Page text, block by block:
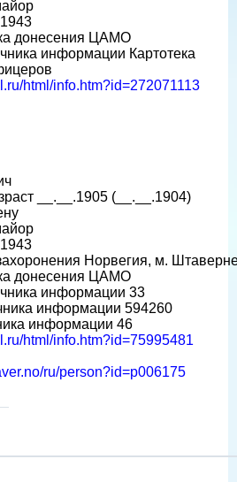
донесения ЦАМО
информации Картотека
html/info.htm?id=272071113
__.__.1905 (__.__.1904)
Норвегия, м.
донесения ЦАМО
информации 33
информации 594260
информации 46
html/info.htm?id=75995481
ru/person?id=p006175